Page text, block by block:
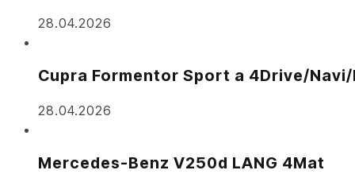
28.04.2026
Cupra Formentor Sport a 4Drive/Navi/
28.04.2026
Mercedes-Benz V250d LANG 4Mat